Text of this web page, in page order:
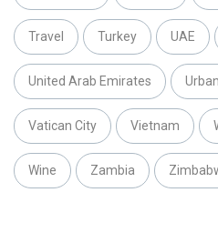
Travel Turkey UAE
United Arab Emirates Urban
Vatican City Vietnam
Wine Zambia